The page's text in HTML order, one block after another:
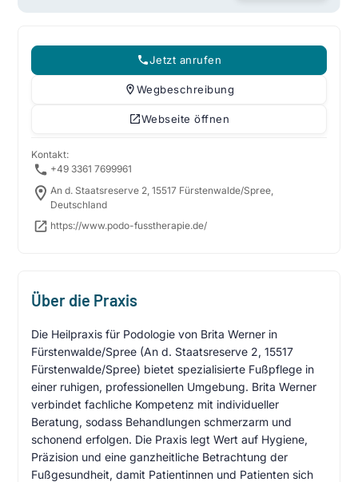
Jetzt anrufen
Wegbeschreibung
Webseite öffnen
Kontakt:
+49 3361 7699961
An d. Staatsreserve 2, 15517 Fürstenwalde/Spree,
Deutschland
https://www.podo-fusstherapie.de/
Über die Praxis
Die Heilpraxis für Podologie von Brita Werner in
Fürstenwalde/Spree (An d. Staatsreserve 2, 15517
Fürstenwalde/Spree) bietet spezialisierte Fußpflege in
einer ruhigen, professionellen Umgebung. Brita Werner
verbindet fachliche Kompetenz mit individueller
Beratung, sodass Behandlungen schmerzarm und
schonend erfolgen. Die Praxis legt Wert auf Hygiene,
Präzision und eine ganzheitliche Betrachtung der
Fußgesundheit, damit Patientinnen und Patienten sich